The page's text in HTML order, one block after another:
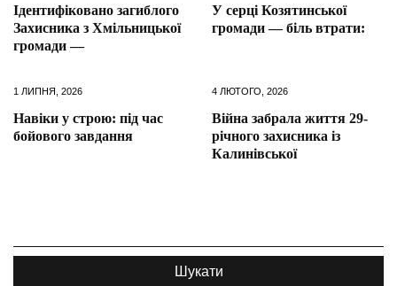
Ідентифіковано загиблого
Захисника з Хмільницької
громади —
У серці Козятинської
громади — біль втрати:
1 ЛИПНЯ, 2026
Навіки у строю: під час
бойового завдання
4 ЛЮТОГО, 2026
Війна забрала життя 29-
річного захисника із
Калинівської